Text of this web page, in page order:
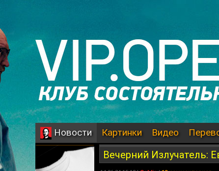
Новости Картинки Видео
Вечерний Излучатель: